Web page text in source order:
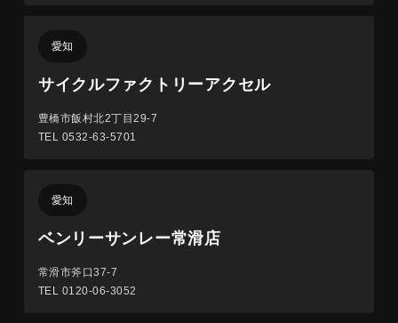
愛知
サイクルファクトリーアクセル
豊橋市飯村北2丁目29-7
TEL 0532-63-5701
愛知
ベンリーサンレー常滑店
常滑市斧口37-7
TEL 0120-06-3052